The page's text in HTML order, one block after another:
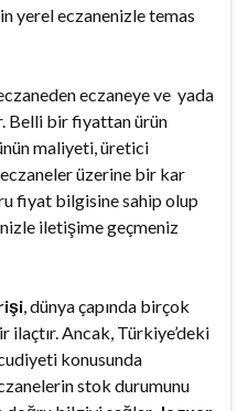
yerel eczanenizle temas
eczaneye ve yada
Belli bir fiyattan ürün
maliyeti, üretici
üzerine bir kar
fiyat bilgisine sahip olup
iletişime geçmeniz
, dünya çapında birçok
ilaçtır. Ancak, Türkiye’deki
konusunda
stok durumunu